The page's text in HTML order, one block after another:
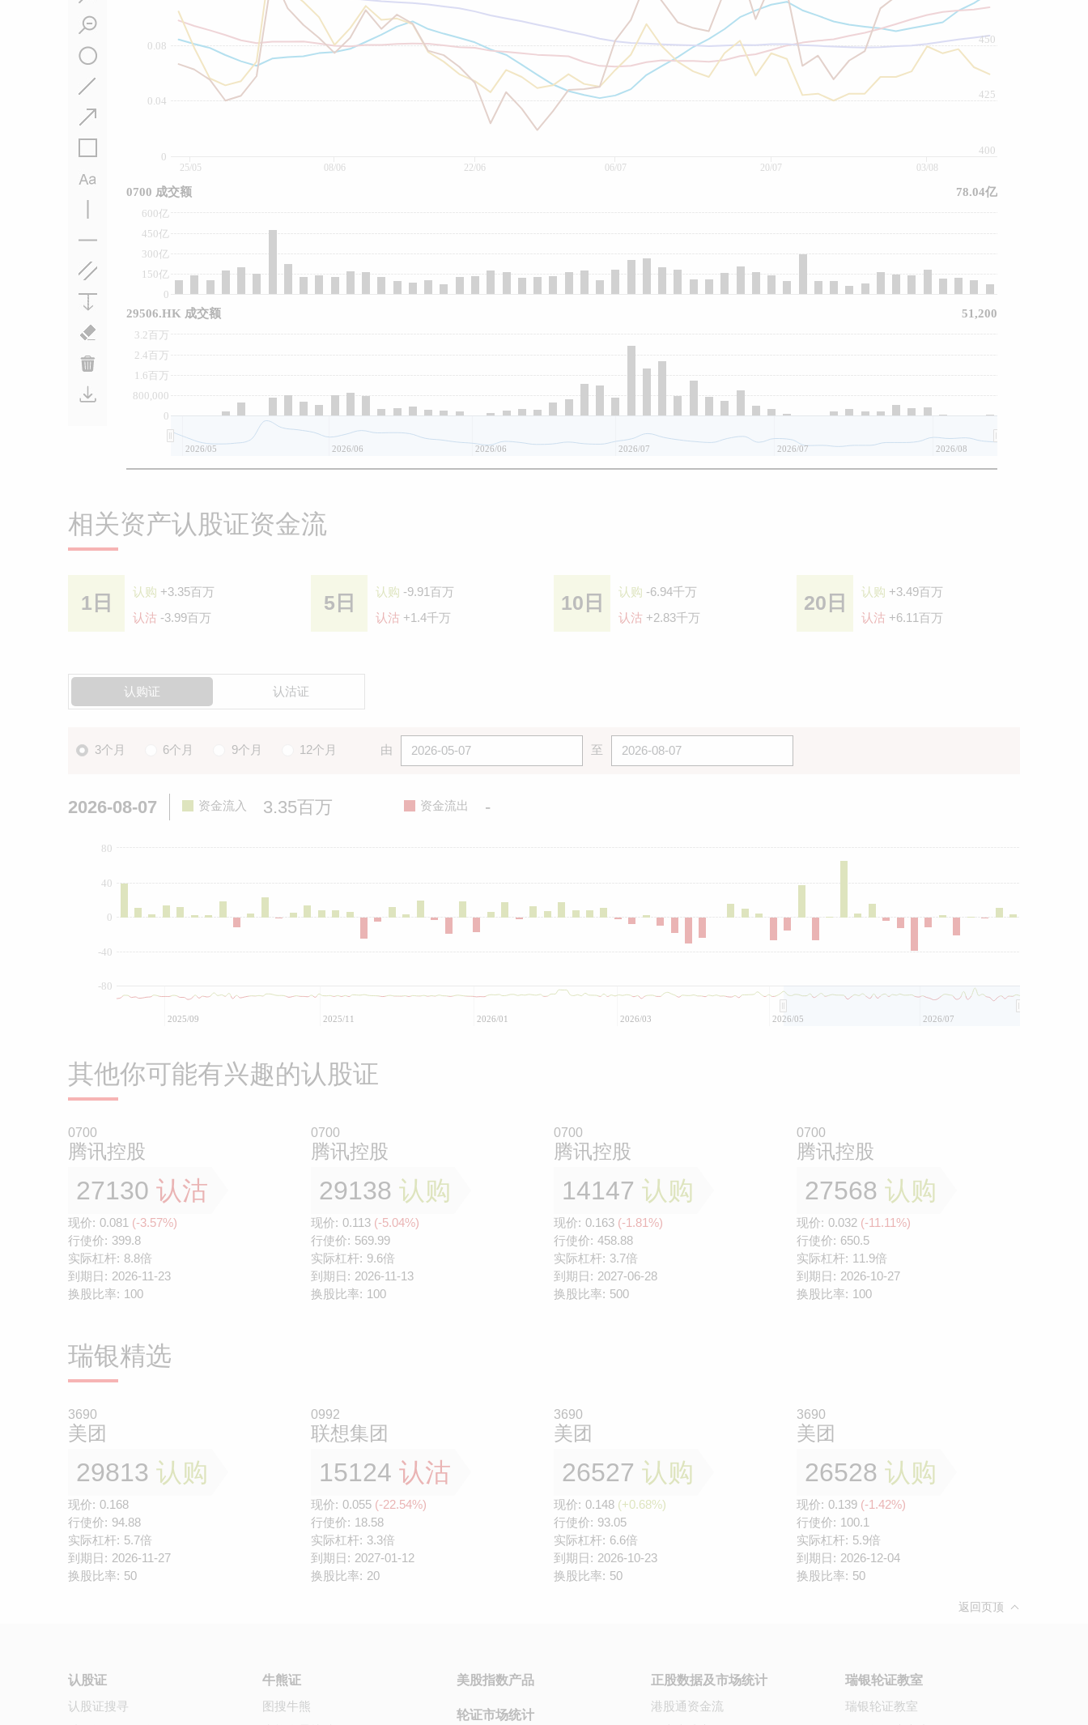
0
0.04
0.08
400
425
450
0
150亿
300亿
450亿
600亿
0
800,000
1.6百万
2.4百万
3.2百万
25/05 08/06 22/06 06/07 20/07 03/08
2026/05 2026/06 2026/06 2026/07 2026/07 2026/08
0700 成交额 78.04亿
29506.HK 成交额 51,200
相关资产认股证资金流
1日 认购 +3.35百万
认沽 -3.99百万
5日 认购 -9.91百万
认沽 +1.4千万
10日 认购 -6.94千万
认沽 +2.83千万
20日 认购 +3.49百万
认沽 +6.11百万
认购证 认沽证
3个月 6个月 9个月 12个月 由 至
2026-08-07 资金流入 3.35百万 资金流出 -
-80
-40
0
40
80
2025/09 2025/11 2026/01 2026/03 2026/05 2026/07
其他你可能有兴趣的认股证
0700
腾讯控股
27130 认沽
现价: 0.081 (-3.57%)
行使价: 399.8
实际杠杆: 8.8倍
到期日: 2026-11-23
换股比率: 100
0700
腾讯控股
29138 认购
现价: 0.113 (-5.04%)
行使价: 569.99
实际杠杆: 9.6倍
到期日: 2026-11-13
换股比率: 100
0700
腾讯控股
14147 认购
现价: 0.163 (-1.81%)
行使价: 458.88
实际杠杆: 3.7倍
到期日: 2027-06-28
换股比率: 500
0700
腾讯控股
27568 认购
现价: 0.032 (-11.11%)
行使价: 650.5
实际杠杆: 11.9倍
到期日: 2026-10-27
换股比率: 100
瑞银精选
3690
美团
29813 认购
现价: 0.168
行使价: 94.88
实际杠杆: 5.7倍
到期日: 2026-11-27
换股比率: 50
0992
联想集团
15124 认沽
现价: 0.055 (-22.54%)
行使价: 18.58
实际杠杆: 3.3倍
到期日: 2027-01-12
换股比率: 20
3690
美团
26527 认购
现价: 0.148 (+0.68%)
行使价: 93.05
实际杠杆: 6.6倍
到期日: 2026-10-23
换股比率: 50
3690
美团
26528 认购
现价: 0.139 (-1.42%)
行使价: 100.1
实际杠杆: 5.9倍
到期日: 2026-12-04
换股比率: 50
返回页顶
认股证
认股证搜寻
牛熊证
图搜牛熊
美股指数产品
轮证市场统计
正股数据及市场统计
港股通资金流
瑞银轮证教室
瑞银轮证教室